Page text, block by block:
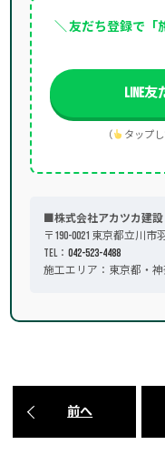
＼ 友だち登録で「
LINE
（ タップ
■株式会社アカツカ建設
〒190-0021 東京都立川市
TEL： 042-523-4488
施工エリア：東京都・神
前へ